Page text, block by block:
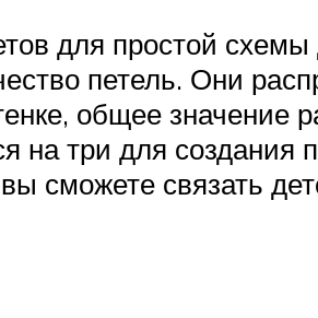
для простой
петель. Они
общее
на три для
сможете связать